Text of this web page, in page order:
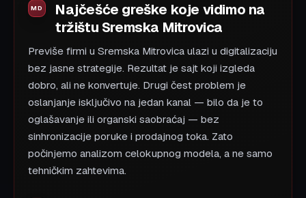
Najčešće greške koje vidimo na
tržištu Sremska Mitrovica
Previše firmi u Sremska Mitrovica ulazi u digitalizaciju
bez jasne strategije. Rezultat je sajt koji izgleda
dobro, ali ne konvertuje. Drugi čest problem je
oslanjanje isključivo na jedan kanal — bilo da je to
oglašavanje ili organski saobraćaj — bez
sinhronizacije poruke i prodajnog toka. Zato
počinjemo analizom celokupnog modela, a ne samo
tehničkim zahtevima.